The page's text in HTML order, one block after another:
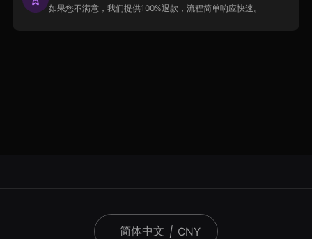
如果您不满意，我们提供100%退款，流程简单响应快速。
简体中文 | CNY